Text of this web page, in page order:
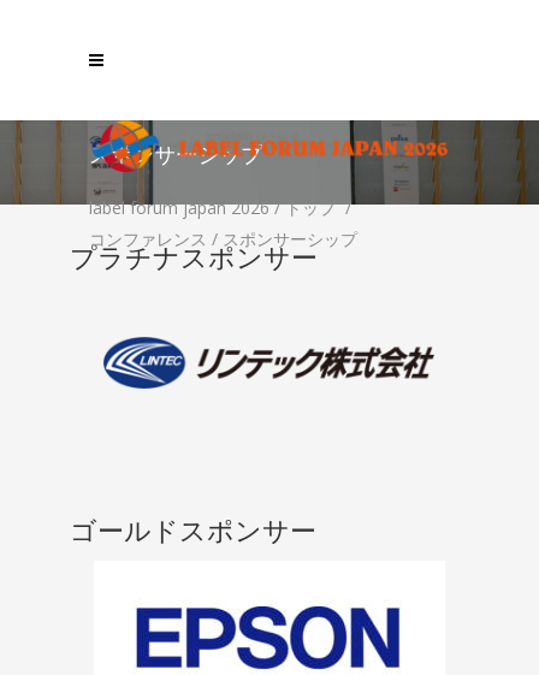
スポンサーシップ
label forum japan 2026/トップ /
コンファレンス / スポンサーシップ
プラチナスポンサー
ゴールドスポンサー